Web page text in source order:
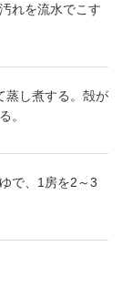
れを流水でこす
蒸し煮する。殻が
。
で、1房を2～3